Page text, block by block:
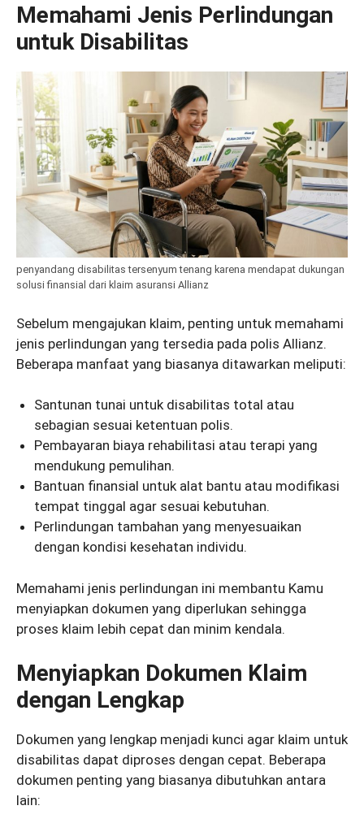
Memahami Jenis Perlindungan
untuk Disabilitas
penyandang disabilitas tersenyum tenang karena mendapat dukungan
solusi finansial dari klaim asuransi Allianz
Sebelum mengajukan klaim, penting untuk memahami
jenis perlindungan yang tersedia pada polis Allianz.
Beberapa manfaat yang biasanya ditawarkan meliputi:
Santunan tunai untuk disabilitas total atau
sebagian sesuai ketentuan polis.
Pembayaran biaya rehabilitasi atau terapi yang
mendukung pemulihan.
Bantuan finansial untuk alat bantu atau modifikasi
tempat tinggal agar sesuai kebutuhan.
Perlindungan tambahan yang menyesuaikan
dengan kondisi kesehatan individu.
Memahami jenis perlindungan ini membantu Kamu
menyiapkan dokumen yang diperlukan sehingga
proses klaim lebih cepat dan minim kendala.
Menyiapkan Dokumen Klaim
dengan Lengkap
Dokumen yang lengkap menjadi kunci agar klaim untuk
disabilitas dapat diproses dengan cepat. Beberapa
dokumen penting yang biasanya dibutuhkan antara
lain: